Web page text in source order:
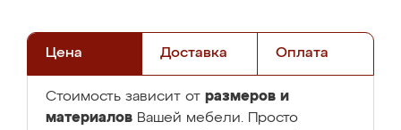
Цена Доставка Оплата
Стоимость зависит от размеров и
материалов Вашей мебели. Просто